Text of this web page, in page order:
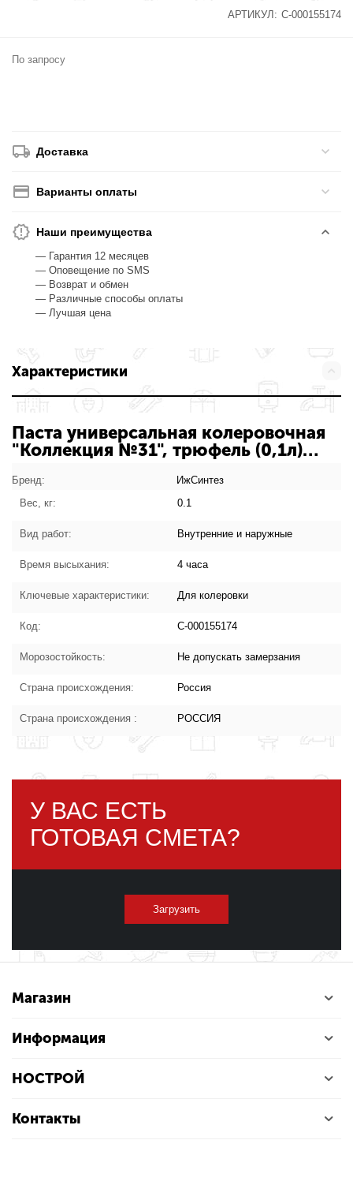
АРТИКУЛ: С-000155174
По запросу
Доставка
Варианты оплаты
Наши преимущества
— Гарантия 12 месяцев
— Оповещение по SMS
— Возврат и обмен
— Различные способы оплаты
— Лучшая цена
Характеристики
Паста универсальная колеровочная
"Коллекция №31", трюфель (0,1л)
Бренд:
ИжСинтез
Вес, кг:
0.1
Вид работ: Внутренние и наружные
Время высыхания: 4 часа
Ключевые характеристики: Для колеровки
Код: С-000155174
Морозостойкость: Не допускать замерзания
Страна происхождения: Россия
Страна происхождения : РОССИЯ
У ВАС ЕСТЬ
ГОТОВАЯ СМЕТА?
Загрузить
Магазин
Информация
НОСТРОЙ
Контакты